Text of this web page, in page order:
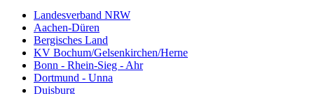
Landesverband NRW
Aachen-Düren
Bergisches Land
KV Bochum/Gelsenkirchen/Herne
Bonn - Rhein-Sieg - Ahr
Dortmund - Unna
Duisburg